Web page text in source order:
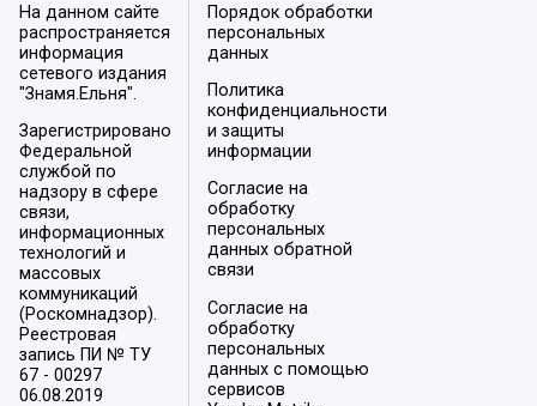
На данном сайте
распространяется
информация
сетевого издания
"Знамя.Ельня".
Зарегистрировано
Федеральной
службой по
надзору в сфере
связи,
информационных
технологий и
массовых
коммуникаций
(Роскомнадзор).
Реестровая
запись ПИ № ТУ
67 - 00297
06.08.2019
Порядок обработки
персональных
данных
Политика
конфиденциальности
и защиты
информации
Согласие на
обработку
персональных
данных обратной
связи
Согласие на
обработку
персональных
данных с помощью
сервисов